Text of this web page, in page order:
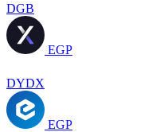
DGB
EGP
DYDX
EGP